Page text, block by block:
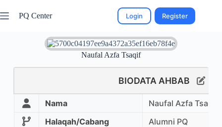
PQ Center Login Register
Naufal Azfa Tsaqif
BIODATA AHBAB
Nama
Naufal Azfa Tsaqif
Halaqah/Cabang
Alumni PQ